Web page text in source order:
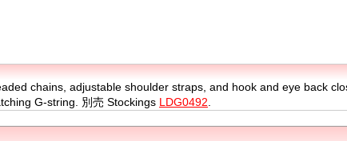
chains, adjustable shoulder straps, and hook and eye back
G-string. 別売 Stockings LDG0492